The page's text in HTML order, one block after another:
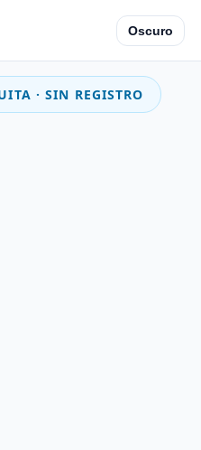
Oscuro
· SIN REGISTRO